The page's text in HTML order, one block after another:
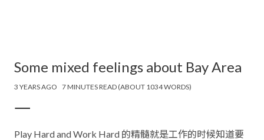
Some mixed feelings about Bay Area
3 YEARS AGO 7 MINUTES READ (ABOUT 1034 WORDS)
一
Play Hard and Work Hard 的精髓就是工作的时候知道要